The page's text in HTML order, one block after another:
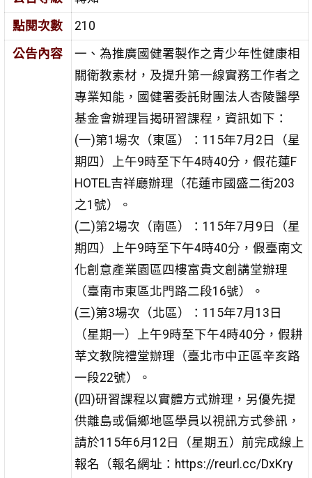
點閱次數
210
公告內容
一、為推廣國健署製作之青少年性健康相
關衛教素材，及提升第一線實務工作者之
專業知能，國健署委託財團法人杏陵醫學
基金會辦理旨揭研習課程，資訊如下：
(一)第1場次（東區）：115年7月2日（星
期四）上午9時至下午4時40分，假花蓮F
HOTEL吉祥廳辦理（花蓮市國盛二街203
之1號）。
(二)第2場次（南區）：115年7月9日（星
期四）上午9時至下午4時40分，假臺南文
化創意產業園區四樓富貴文創講堂辦理
（臺南市東區北門路二段16號）。
(三)第3場次（北區）：115年7月13日
（星期一）上午9時至下午4時40分，假耕
莘文教院禮堂辦理（臺北市中正區辛亥路
一段22號）。
(四)研習課程以實體方式辦理，另優先提
供離島或偏鄉地區學員以視訊方式參訊，
請於115年6月12日（星期五）前完成線上
報名（報名網址：https://reurl.cc/DxKry